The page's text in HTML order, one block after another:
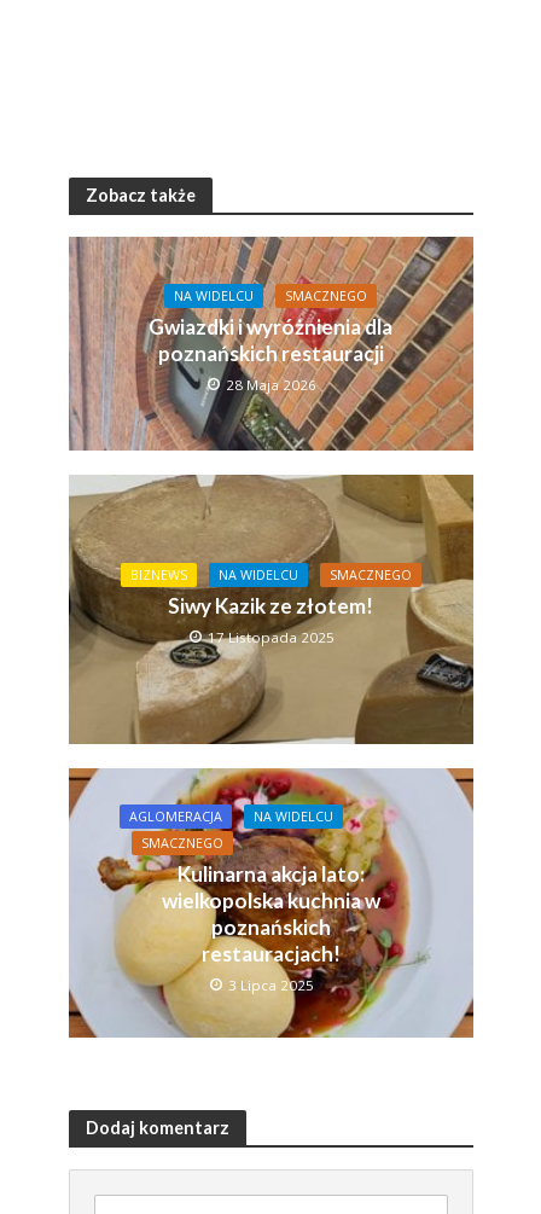
Zobacz także
NA WIDELCU SMACZNEGO
Gwiazdki i wyróżnienia dla
poznańskich restauracji
28 Maja 2026
BIZNEWS NA WIDELCU SMACZNEGO
Siwy Kazik ze złotem!
17 Listopada 2025
AGLOMERACJA
NA WIDELCU
SMACZNEGO
Kulinarna akcja lato:
wielkopolska kuchnia w
poznańskich
restauracjach!
3 Lipca 2025
Dodaj komentarz